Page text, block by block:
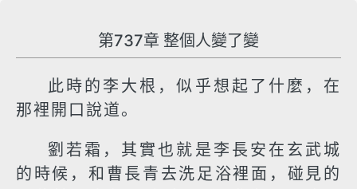
第737章 整個人變了變
此時的李大根，似乎想起了什麼，在
那裡開口說道。
劉若霜，其實也就是李長安在玄武城
的時候，和曹長青去洗足浴裡面，碰見的